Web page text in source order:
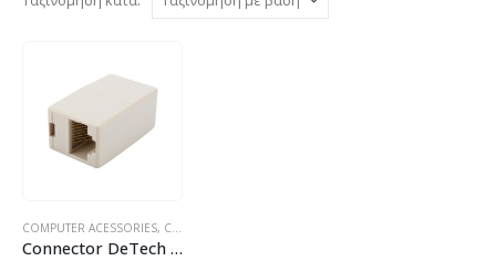
COMPUTER ACESSORIES, CONNECTORS / ADAPTERS
Connector DeTech RJ45 F/F, 5 pcs in package – 17143